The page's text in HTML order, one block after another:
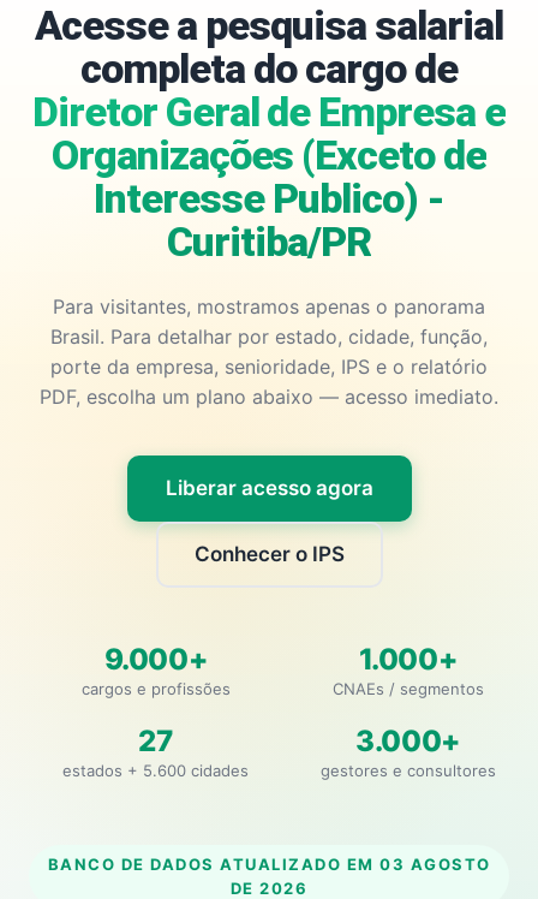
Acesse a pesquisa salarial
completa do cargo de
Diretor Geral de Empresa e
Organizações (Exceto de
Interesse Publico) -
Curitiba/PR
Para visitantes, mostramos apenas o panorama
Brasil. Para detalhar por estado, cidade, função,
porte da empresa, senioridade, IPS e o relatório
PDF, escolha um plano abaixo — acesso imediato.
Liberar acesso agora
Conhecer o IPS
9.000+
cargos e profissões
1.000+
CNAEs / segmentos
27
estados + 5.600 cidades
3.000+
gestores e consultores
BANCO DE DADOS ATUALIZADO EM 03 AGOSTO
DE 2026